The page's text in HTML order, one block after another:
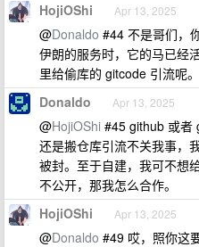
HojiOShi Apr 13, 2025
@Donaldo #44 不是哥们，
伊朗的服务时，它的马已经
里给偷库的 gitcode 引流呢。
Donaldo Apr 13, 2025
@HojiOShi #45 github 或者
还是搬仓库引流不关我事，
被封。至于自建，我可不想
不公开，那我怎么合作。
HojiOShi Apr 13, 2025
@Donaldo #49 哎，照你这